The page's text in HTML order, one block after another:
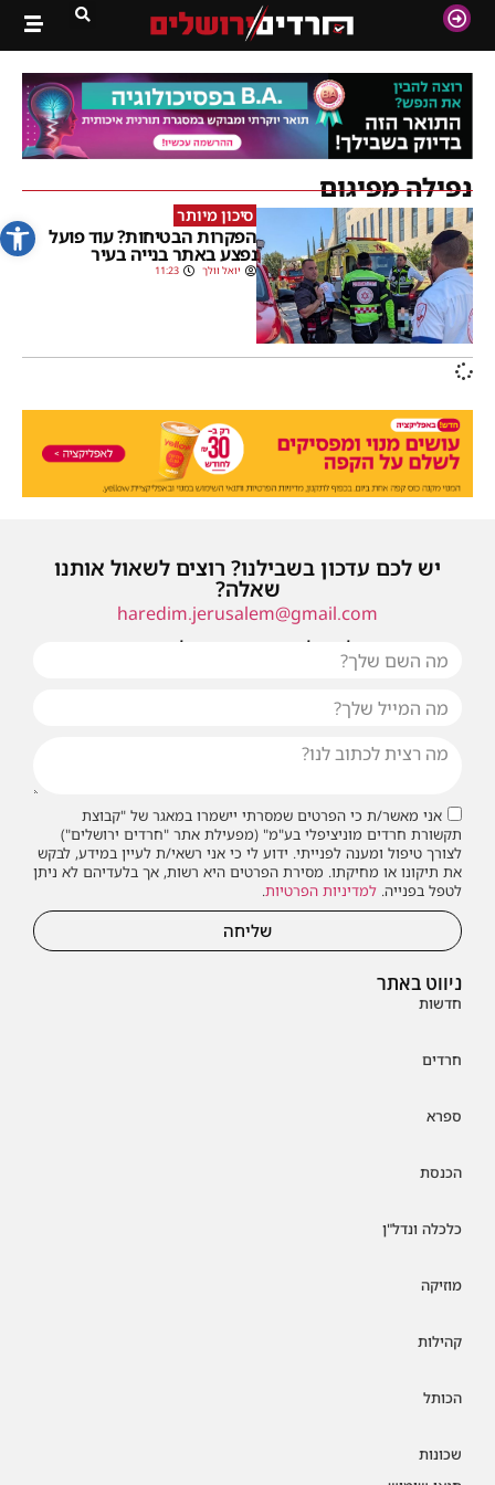
פתח
נפילה מפיגום
סיכון מיותר
הפקרות הבטיחות? עוד פועל
נפצע באתר בנייה בעיר
יואל וולך 11:23
ניווט באתר
חדשות
חרדים
ספרא
הכנסת
כלכלה ונדל"ן
מוזיקה
קהילות
הכותל
שכונות
יש לכם עדכון בשבילנו? רוצים לשאול אותנו
שאלה?
haredim.jerusalem@gmail.com
או שילחו אלינו פנייה ונחזור אליכם בהקדם
אני מאשר/ת כי הפרטים שמסרתי יישמרו במאגר של "קבוצת
תקשורת חרדים מוניציפלי בע"מ" (מפעילת אתר "חרדים ירושלים")
לצורך טיפול ומענה לפנייתי. ידוע לי כי אני רשאי/ת לעיין במידע, לבקש
את תיקונו או מחיקתו. מסירת הפרטים היא רשות, אך בלעדיהם לא ניתן
לטפל בפנייה. למדיניות הפרטיות.
שליחה